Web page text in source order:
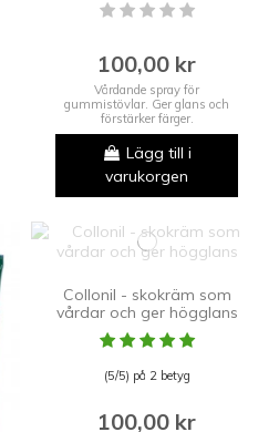
100,00 kr
Vårdande spray för
gummistövlar. Ger glans och
förstärker färger.
Lägg till i
varukorgen
Collonil - skokräm som
vårdar och ger högglans
(5/5) på 2 betyg
100,00 kr